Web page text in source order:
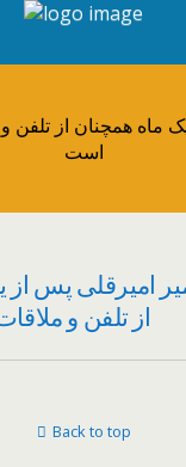
است
امیرقلی پس
از تلفن و
Back to top